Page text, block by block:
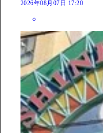
2026年08月07日 17:20